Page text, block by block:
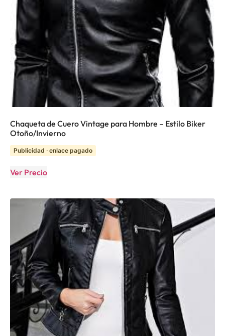
Chaqueta de Cuero Vintage para Hombre – Estilo Biker
Otoño/Invierno
Publicidad · enlace pagado
Ver Precio